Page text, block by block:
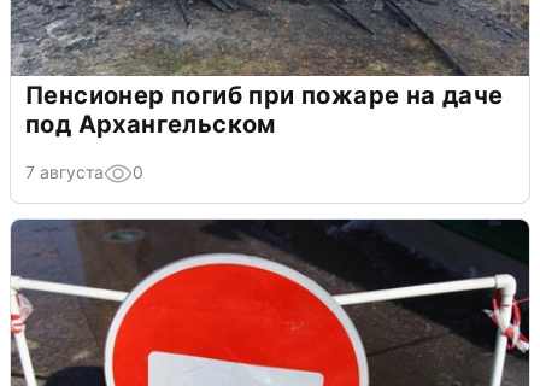
Пенсионер погиб при пожаре на даче
под Архангельском
7 августа 0